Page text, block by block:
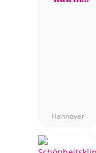
Hannover